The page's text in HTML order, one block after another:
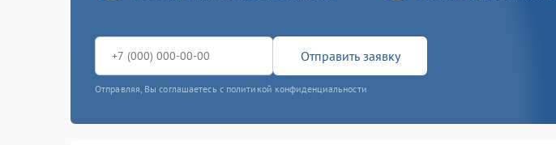
Отправить заявку
Отправляя, Вы соглашаетесь с политикой конфиденциальности